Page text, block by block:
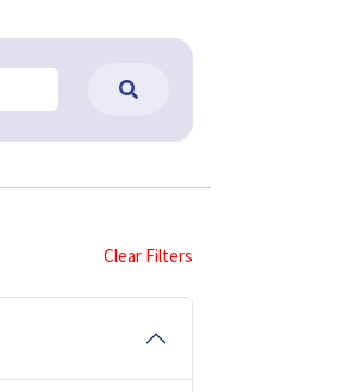
Clear Filters